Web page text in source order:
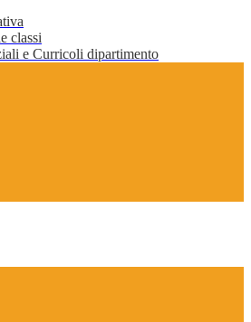
classi
e Curricoli dipartimento